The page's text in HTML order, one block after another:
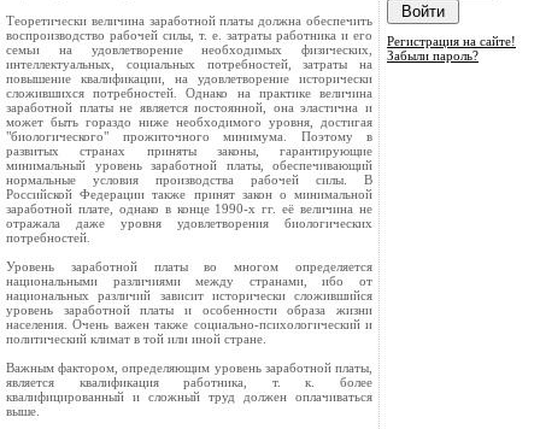
Теоретически величина заработной платы должна обеспечить
воспроизводство рабочей силы, т. е. затраты работника и его
семьи на удовлетворение необходимых физических,
интеллектуальных, социальных потребностей, затраты на
повышение квалификации, на удовлетворение исторически
сложившихся потребностей. Однако на практике величина
заработной платы не является постоянной, она эластична и
может быть гораздо ниже необходимого уровня, достигая
"биологического" прожиточного минимума. Поэтому в
развитых странах приняты законы, гарантирующие
минимальный уровень заработной платы, обеспечивающий
нормальные условия производства рабочей силы. В
Российской Федерации также принят закон о минимальной
заработной плате, однако в конце 1990-х гг. её величина не
отражала даже уровня удовлетворения биологических
потребностей.
Уровень заработной платы во многом определяется
национальными различиями между странами, ибо от
национальных различий зависит исторически сложившийся
уровень заработной платы и особенности образа жизни
населения. Очень важен также социально-психологический и
политический климат в той или иной стране.
Важным фактором, определяющим уровень заработной платы,
является квалификация работника, т. к. более
квалифицированный и сложный труд должен оплачиваться
выше.
Регистрация на сайте!
Забыли пароль?